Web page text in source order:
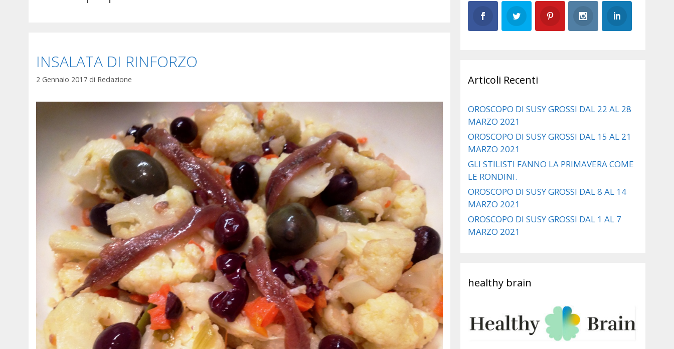
INSALATA DI RINFORZO
2 Gennaio 2017 di Redazione Articoli Recenti
OROSCOPO DI SUSY GROSSI DAL 22 AL 28
MARZO 2021
OROSCOPO DI SUSY GROSSI DAL 15 AL 21
MARZO 2021
GLI STILISTI FANNO LA PRIMAVERA COME
LE RONDINI.
OROSCOPO DI SUSY GROSSI DAL 8 AL 14
MARZO 2021
OROSCOPO DI SUSY GROSSI DAL 1 AL 7
MARZO 2021
healthy brain